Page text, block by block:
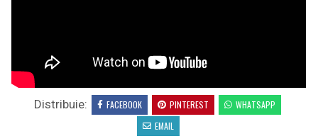
Distribuie: FACEBOOK PINTEREST
WHATSAPP
EMAIL